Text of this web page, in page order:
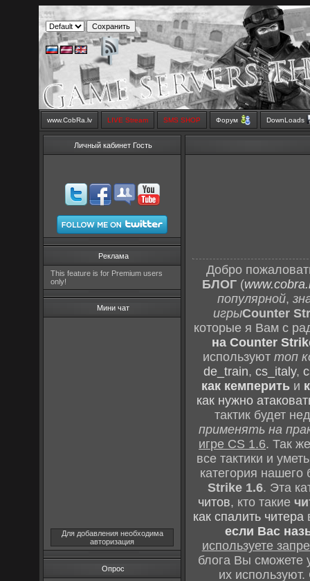
www.CobRa.lv LIVE Stream SMS SHOP Форум DownLoads
Личный кабинет Гость
Реклама
This feature is for Premium users
only!
Мини чат
Для добавления необходима
авторизация
Опрос
Добро
БЛОГ(
популярной,
игрыCounter
которые я Вам с
на Counter
используют топ
de_train, cs_italy,
как кемперить и
как нужно
тактик будет
применять на
игре CS 1.6. Так
все тактики и
категория нашего
Strike 1.6. Эта
читов, кто такие
как спалить читера
если Вас
используете
блога Вы сможете
их